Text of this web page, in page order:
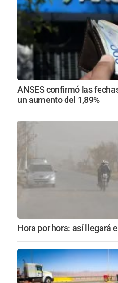
ANSES confirmó las
un aumento del 1,89%
Hora por hora: así llegará